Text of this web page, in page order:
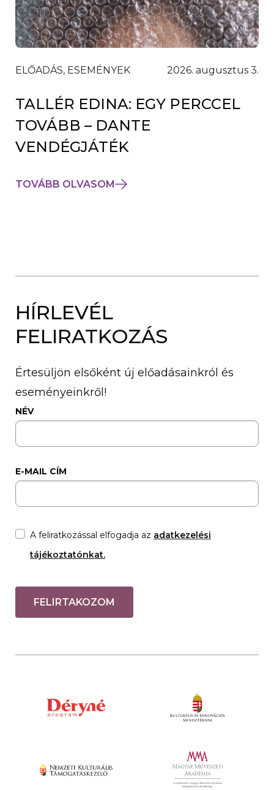
ELŐADÁS, ESEMÉNYEK 2026. augusztus 3.
TALLÉR EDINA: EGY PERCCEL
TOVÁBB – DANTE
VENDÉGJÁTÉK
TOVÁBB OLVASOM
HÍRLEVÉL
FELIRATKOZÁS
Értesüljön elsőként új előadásainkról és
eseményeinkről!
NÉV
E-MAIL CÍM
A feliratkozással elfogadja az adatkezelési
tájékoztatónkat.
FELIRTAKOZOM